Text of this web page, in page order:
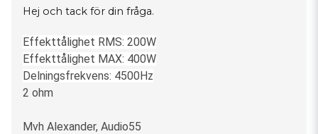
Hej och tack för din fråga.
Effekttålighet RMS: 200W
Effekttålighet MAX: 400W
Delningsfrekvens: 4500Hz
2 ohm
Mvh Alexander, Audio55